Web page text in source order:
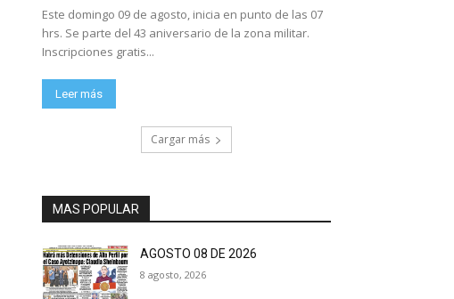
Este domingo 09 de agosto, inicia en punto de las 07
hrs. Se parte del 43 aniversario de la zona militar.
Inscripciones gratis...
Leer más
Cargar más
MAS POPULAR
AGOSTO 08 DE 2026
8 agosto, 2026